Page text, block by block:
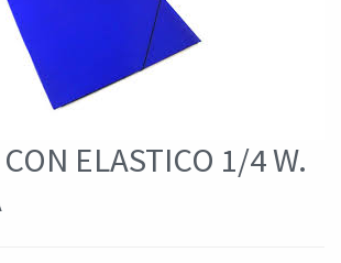
ELASTICO 1/4 W.